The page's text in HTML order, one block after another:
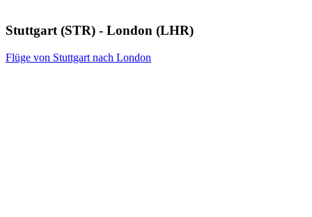
Stuttgart (STR) - London (LHR)
Flüge von Stuttgart nach London